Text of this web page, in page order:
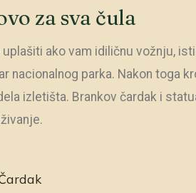
za sva čula
ako vam idiličnu vožnju,
nacionalnog parka. Nakon toga
izletišta. Brankov čardak i